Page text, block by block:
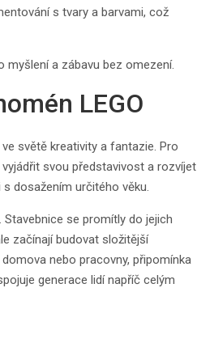
s tvary a barvami, což
myšlení a zábavu bez omezení.
LEGO
světě kreativity a fantazie. Pro
svou představivost a rozvíjet
dosažením určitého věku.
se promítly do jejich
začínají budovat složitější
nebo pracovny, připomínka
generace lidí napříč celým